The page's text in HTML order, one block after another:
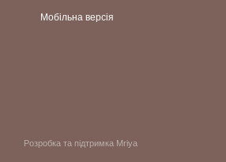
Мобільна версія
Розробка та підтримка Mriya